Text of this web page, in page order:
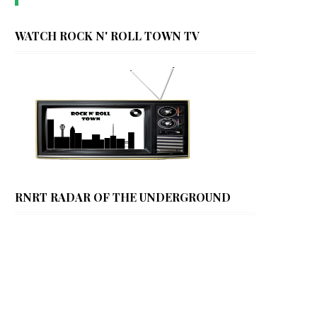
WATCH ROCK N' ROLL TOWN TV
RNRT RADAR OF THE UNDERGROUND